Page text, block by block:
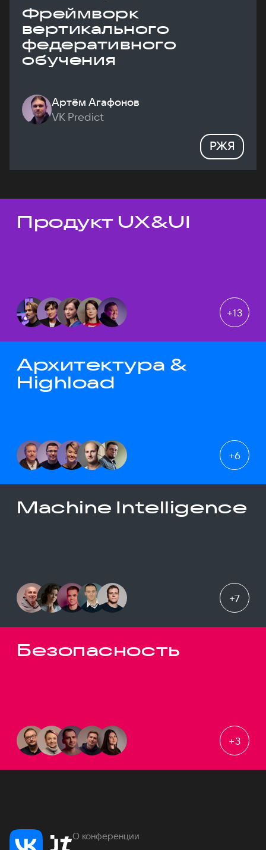
Фреймворк
вертикального
федеративного
обучения
Артём Агафонов
VK Predict
РЖЯ
Темы докладов
Продукт UX&UI
+13
Архитектура &
Highload
+6
Machine Intelligence
+7
Безопасность
+3
О конференции